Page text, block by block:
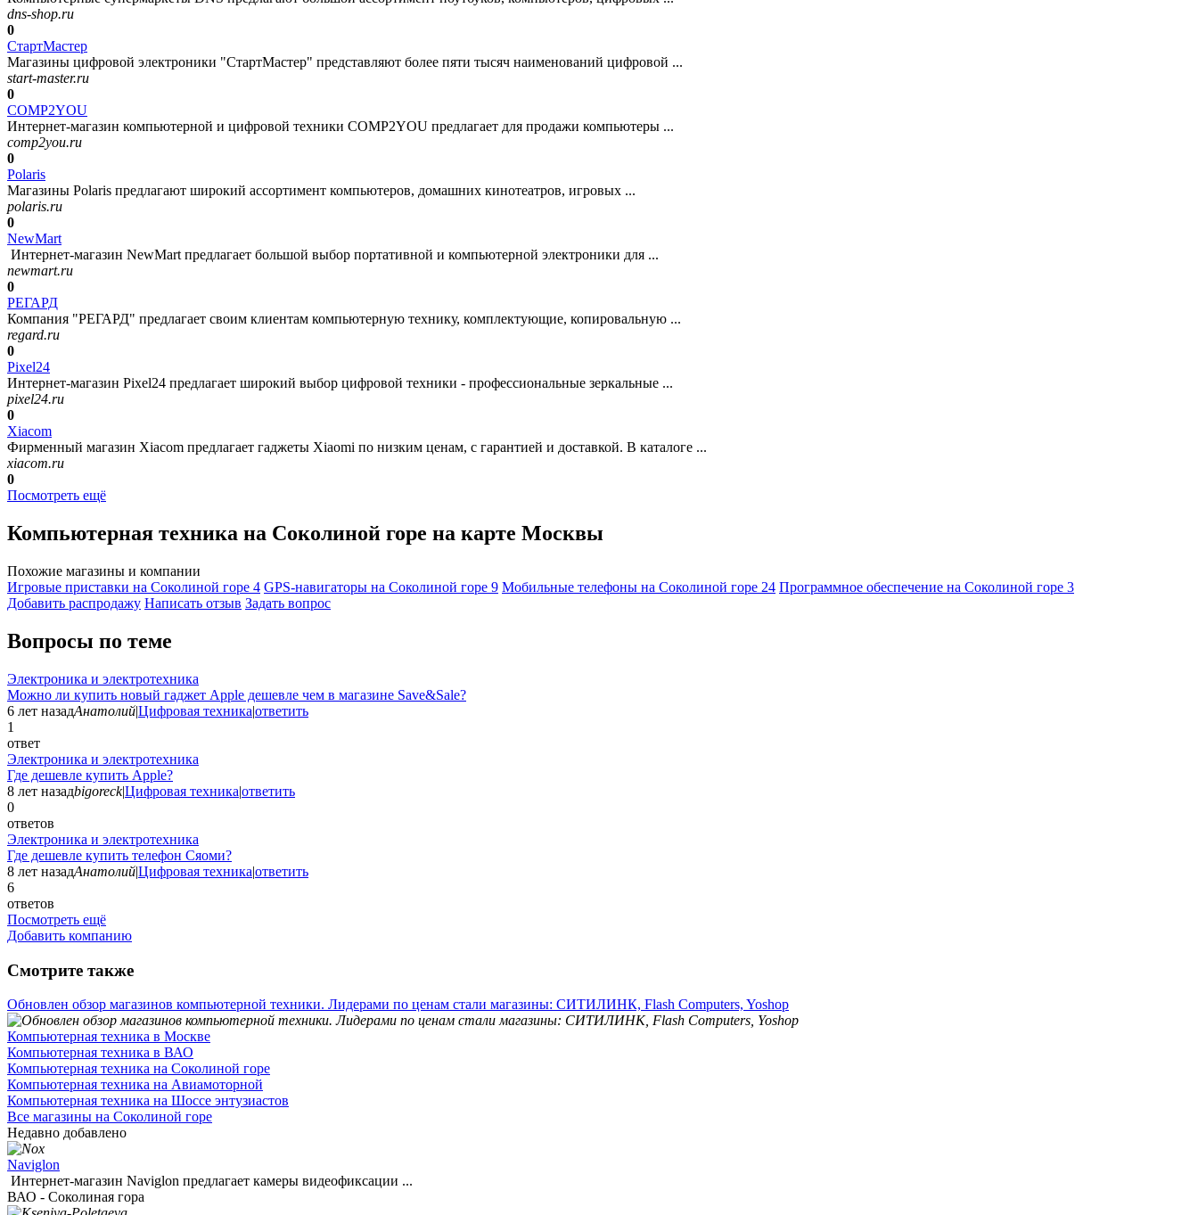
dns-shop.ru
0
СтартМастер
Магазины цифровой электроники "СтартМастер" представляют более пяти тысяч наименований цифровой ...
start-master.ru
0
COMP2YOU
Интернет-магазин компьютерной и цифровой техники COMP2YOU предлагает для продажи компьютеры ...
comp2you.ru
0
Polaris
Магазины Polaris предлагают широкий ассортимент компьютеров, домашних кинотеатров, игровых ...
polaris.ru
0
NewMart
Интернет-магазин NewMart предлагает большой выбор портативной и компьютерной электроники для ...
newmart.ru
0
РЕГАРД
Компания "РЕГАРД" предлагает своим клиентам компьютерную технику, комплектующие, копировальную ...
regard.ru
0
Pixel24
Интернет-магазин Pixel24 предлагает широкий выбор цифровой техники - профессиональные зеркальные ...
pixel24.ru
0
Xiacom
Фирменный магазин Xiacom предлагает гаджеты Xiaomi по низким ценам, с гарантией и доставкой. В каталоге ...
xiacom.ru
0
Посмотреть ещё
Компьютерная техника на Соколиной горе на карте Москвы
Похожие магазины и компании
Игровые приставки на Соколиной горе 4 GPS-навигаторы на Соколиной горе 9 Мобильные телефоны на Соколиной горе 24 Программное обеспечение на Соколиной горе 3
Добавить раcпродажу Написать отзыв Задать вопрос
Вопросы по теме
Электроника и электротехника
Можно ли купить новый гаджет Apple дешевле чем в магазине Save&Sale?
6 лет назадАнатолий|Цифровая техника|ответить
1
ответ
Электроника и электротехника
Где дешевле купить Apple?
8 лет назадbigoreck|Цифровая техника|ответить
0
ответов
Электроника и электротехника
Где дешевле купить телефон Сяоми?
8 лет назадАнатолий|Цифровая техника|ответить
6
ответов
Посмотреть ещё
Добавить компанию
Смотрите также
Обновлен обзор магазинов компьютерной техники. Лидерами по ценам стали магазины: СИТИЛИНК, Flash Computers, Yoshop
Компьютерная техника в Москве
Компьютерная техника в ВАО
Компьютерная техника на Соколиной горе
Компьютерная техника на Авиамоторной
Компьютерная техника на Шоссе энтузиастов
Все магазины на Соколиной горе
Недавно добавлено
Naviglon
Интернет-магазин Naviglon предлагает камеры видеофиксации ...
ВАО - Соколиная гора